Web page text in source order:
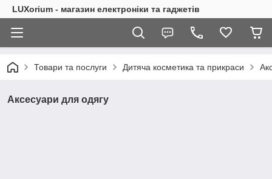
LUXorium - магазин електроніки та гаджетів
Товари та послуги Дитяча косметика та прикраси
Аксесуари для одягу